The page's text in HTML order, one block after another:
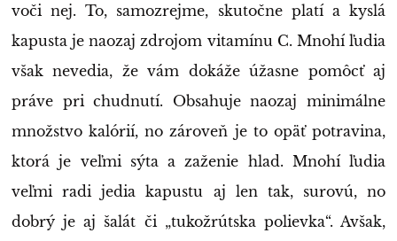
voči nej. To, samozrejme, skutočne platí a kyslá
kapusta je naozaj zdrojom vitamínu C. Mnohí ľudia
však nevedia, že vám dokáže úžasne pomôcť aj
práve pri chudnutí. Obsahuje naozaj minimálne
množstvo kalórií, no zároveň je to opäť potravina,
ktorá je veľmi sýta a zaženie hlad. Mnohí ľudia
veľmi radi jedia kapustu aj len tak, surovú, no
dobrý je aj šalát či „tukožrútska polievka“. Avšak,